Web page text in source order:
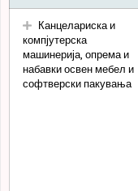
Канцелариска и
компјутерска
машинерија, опрема и
набавки освен мебел и
софтверски пакувања